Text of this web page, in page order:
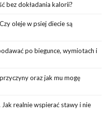
bez dokładania kalorii?
oleje w psiej diecie są
po biegunce, wymiotach i
oraz jak mu mogę
realnie wspierać stawy i nie